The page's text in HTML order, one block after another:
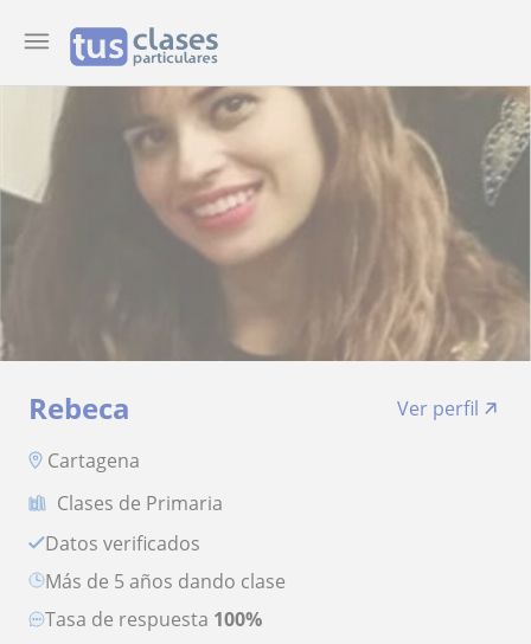
Rebeca
Ver perfil
Cartagena
Clases de Primaria
Datos verificados
más de 5 años dando clase
Tasa de respuesta 100%